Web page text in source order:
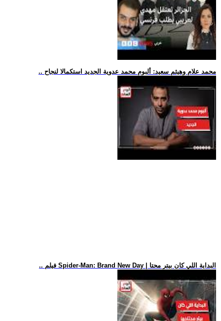
.. محمد علام وهيثم سعيد: ألبوم محمد عدوية الجديد استكمالا لنجاح
.. فيلم Spider-Man: Brand New Day | البداية اللي كان بيتر محتا